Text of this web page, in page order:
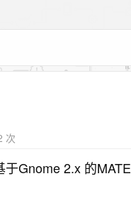
次
Gnome 2.x 的MATE